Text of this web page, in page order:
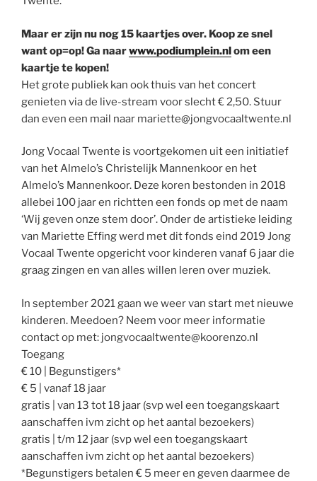
Maar er zijn nu nog 15 kaartjes over. Koop ze snel
want op=op! Ga naarwww.podiumplein.nlom een
kaartje te kopen!
Het grote publiek kan ook thuis van het concert
genieten via de live-stream voor slecht € 2,50. Stuur
dan even een mail naar mariette@jongvocaaltwente.nl
Jong Vocaal Twente is voortgekomen uit een initiatief
van het Almelo’s Christelijk Mannenkoor en het
Almelo’s Mannenkoor. Deze koren bestonden in 2018
allebei 100 jaar en richtten een fonds op met de naam
‘Wij geven onze stem door’. Onder de artistieke leiding
van Mariette Effing werd met dit fonds eind 2019 Jong
Vocaal Twente opgericht voor kinderen vanaf 6 jaar die
graag zingen en van alles willen leren over muziek.
In september 2021 gaan we weer van start met nieuwe
kinderen. Meedoen? Neem voor meer informatie
contact op met: jongvocaaltwente@koorenzo.nl
Toegang
€ 10 | Begunstigers*
€ 5 | vanaf 18 jaar
gratis | van 13 tot 18 jaar (svp wel een toegangskaart
aanschaffen ivm zicht op het aantal bezoekers)
gratis | t/m 12 jaar (svp wel een toegangskaart
aanschaffen ivm zicht op het aantal bezoekers)
*Begunstigers betalen € 5 meer en geven daarmee de